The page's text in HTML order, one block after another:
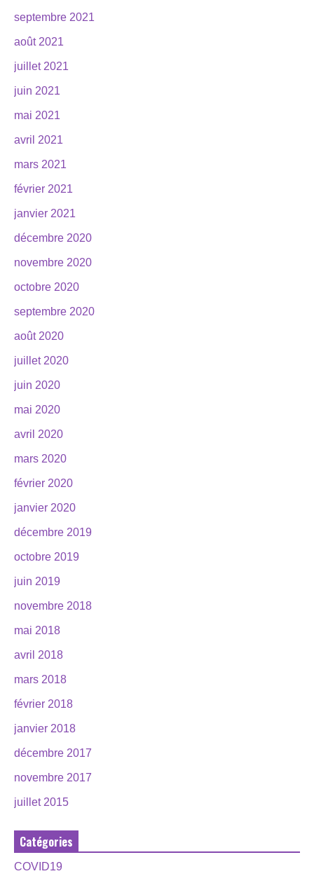
septembre 2021
août 2021
juillet 2021
juin 2021
mai 2021
avril 2021
mars 2021
février 2021
janvier 2021
décembre 2020
novembre 2020
octobre 2020
septembre 2020
août 2020
juillet 2020
juin 2020
mai 2020
avril 2020
mars 2020
février 2020
janvier 2020
décembre 2019
octobre 2019
juin 2019
novembre 2018
mai 2018
avril 2018
mars 2018
février 2018
janvier 2018
décembre 2017
novembre 2017
juillet 2015
Catégories
COVID19